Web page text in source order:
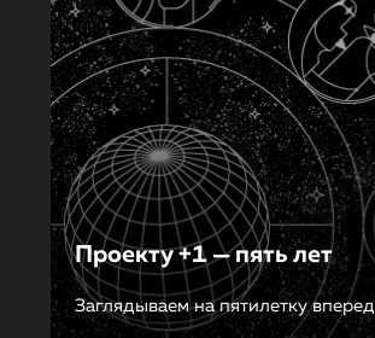
Проекту +1 — пять лет
Заглядываем на пятилетку вперед